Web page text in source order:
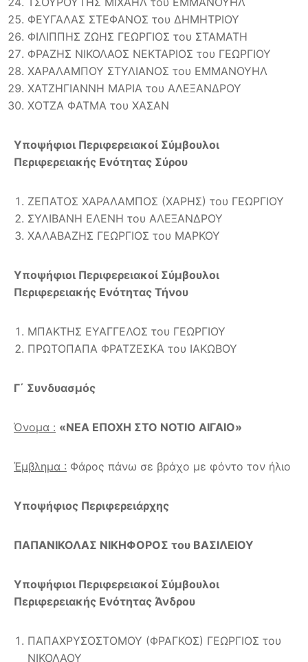
ΦΕΥΓΑΛΑΣ ΣΤΕΦΑΝΟΣ του ΔΗΜΗΤΡΙΟΥ
ΦΙΛΙΠΠΗΣ ΖΩΗΣ ΓΕΩΡΓΙΟΣ του ΣΤΑΜΑΤΗ
ΦΡΑΖΗΣ ΝΙΚΟΛΑΟΣ ΝΕΚΤΑΡΙΟΣ του ΓΕΩΡΓΙΟΥ
ΧΑΡΑΛΑΜΠΟΥ ΣΤΥΛΙΑΝΟΣ του ΕΜΜΑΝΟΥΗΛ
ΧΑΤΖΗΓΙΑΝΝΗ ΜΑΡΙΑ του ΑΛΕΞΑΝΔΡΟΥ
ΧΟΤΖΑ ΦΑΤΜΑ του ΧΑΣΑΝ
Υποψήφιοι Περιφερειακοί Σύμβουλοι
Περιφερειακής Ενότητας Σύρου
ΖΕΠΑΤΟΣ ΧΑΡΑΛΑΜΠΟΣ (ΧΑΡΗΣ) του ΓΕΩΡΓΙΟΥ
ΣΥΛΙΒΑΝΗ ΕΛΕΝΗ του ΑΛΕΞΑΝΔΡΟΥ
ΧΑΛΑΒΑΖΗΣ ΓΕΩΡΓΙΟΣ του ΜΑΡΚΟΥ
Υποψήφιοι Περιφερειακοί Σύμβουλοι
Περιφερειακής Ενότητας Τήνου
ΜΠΑΚΤΗΣ ΕΥΑΓΓΕΛΟΣ του ΓΕΩΡΓΙΟΥ
ΠΡΩΤΟΠΑΠΑ ΦΡΑΤΖΕΣΚΑ του ΙΑΚΩΒΟΥ
Γ΄ Συνδυασμός
Όνομα : «ΝΕΑ ΕΠΟΧΗ ΣΤΟ ΝΟΤΙΟ ΑΙΓΑΙΟ»
Έμβλημα : Φάρος πάνω σε βράχο με φόντο τον ήλιο
Υποψήφιος Περιφερειάρχης
ΠΑΠΑΝΙΚΟΛΑΣ ΝΙΚΗΦΟΡΟΣ του ΒΑΣΙΛΕΙΟΥ
Υποψήφιοι Περιφερειακοί Σύμβουλοι
Περιφερειακής Ενότητας Άνδρου
ΠΑΠΑΧΡΥΣΟΣΤΟΜΟΥ (ΦΡΑΓΚΟΣ) ΓΕΩΡΓΙΟΣ του
ΝΙΚΟΛΑΟΥ